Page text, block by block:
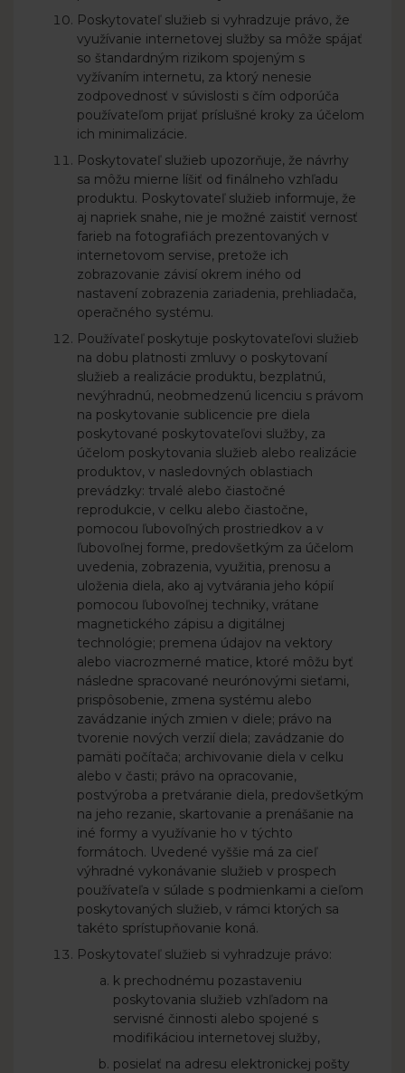
Poskytovateľ služieb si vyhradzuje právo, že
využívanie internetovej služby sa môže spájať
so štandardným rizikom spojeným s
vyžívaním internetu, za ktorý nenesie
zodpovednosť v súvislosti s čím odporúča
používateľom prijať príslušné kroky za účelom
ich minimalizácie.
Poskytovateľ služieb upozorňuje, že návrhy
sa môžu mierne líšiť od finálneho vzhľadu
produktu. Poskytovateľ služieb informuje, že
aj napriek snahe, nie je možné zaistiť vernosť
farieb na fotografiách prezentovaných v
internetovom servise, pretože ich
zobrazovanie závisí okrem iného od
nastavení zobrazenia zariadenia, prehliadača,
operačného systému.
Používateľ poskytuje poskytovateľovi služieb
na dobu platnosti zmluvy o poskytovaní
služieb a realizácie produktu, bezplatnú,
nevýhradnú, neobmedzenú licenciu s právom
na poskytovanie sublicencie pre diela
poskytované poskytovateľovi služby, za
účelom poskytovania služieb alebo realizácie
produktov, v nasledovných oblastiach
prevádzky: trvalé alebo čiastočné
reprodukcie, v celku alebo čiastočne,
pomocou ľubovoľných prostriedkov a v
ľubovoľnej forme, predovšetkým za účelom
uvedenia, zobrazenia, využitia, prenosu a
uloženia diela, ako aj vytvárania jeho kópií
pomocou ľubovoľnej techniky, vrátane
magnetického zápisu a digitálnej
technológie; premena údajov na vektory
alebo viacrozmerné matice, ktoré môžu byť
následne spracované neurónovými sieťami,
prispôsobenie, zmena systému alebo
zavádzanie iných zmien v diele; právo na
tvorenie nových verzií diela; zavádzanie do
pamäti počítača; archivovanie diela v celku
alebo v časti; právo na opracovanie,
postvýroba a pretváranie diela, predovšetkým
na jeho rezanie, skartovanie a prenášanie na
iné formy a využívanie ho v týchto
formátoch. Uvedené vyššie má za cieľ
výhradné vykonávanie služieb v prospech
používateľa v súlade s podmienkami a cieľom
poskytovaných služieb, v rámci ktorých sa
takéto sprístupňovanie koná.
Poskytovateľ služieb si vyhradzuje právo:
k prechodnému pozastaveniu
poskytovania služieb vzhľadom na
servisné činnosti alebo spojené s
modifikáciou internetovej služby,
posielať na adresu elektronickej pošty